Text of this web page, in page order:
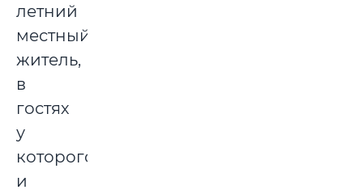
летний
местный
житель,
в
гостях
у
которого
и